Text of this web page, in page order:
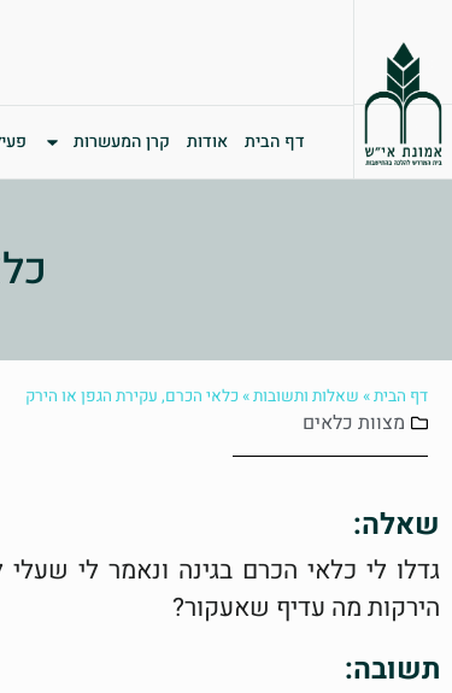
דף הבית אודות קרן המעשרות
דף הבית» שאלות ותשובות» כלאי הכרם, עקירת הגפן או הירק
מצוות כלאים
שאלה:
גדלו לי כלאי הכרם בגינה ונאמר לי
הירקות מה עדיף שאעקור?
תשובה: